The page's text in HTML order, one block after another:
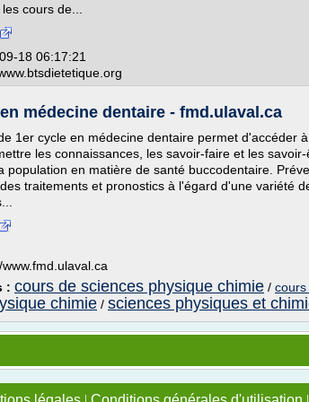
cours de...
18 06:17:21
médecine dentaire - fmd.ulaval.ca
1er cycle en médecine dentaire permet d'accéder
les connaissances, les savoir-faire et les
population en matière de santé buccodentaire.
traitements et pronostics à l'égard d'une variété
: cours de sciences physique chimie /
chimie / sciences physiques et